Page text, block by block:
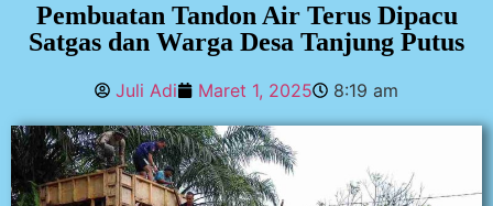
Pembuatan Tandon Air Terus Dipacu
Satgas dan Warga Desa Tanjung Putus
Juli Adi Maret 1, 2025 8:19 am